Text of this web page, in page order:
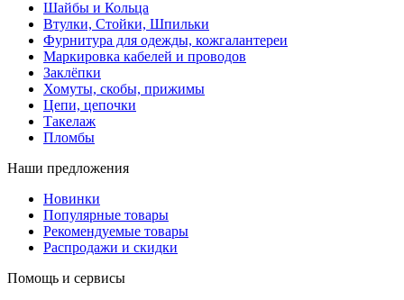
Шайбы и Кольца
Втулки, Стойки, Шпильки
Фурнитура для одежды, кожгалантереи
Маркировка кабелей и проводов
Заклёпки
Хомуты, скобы, прижимы
Цепи, цепочки
Такелаж
Пломбы
Наши предложения
Новинки
Популярные товары
Рекомендуемые товары
Распродажи и скидки
Помощь и сервисы